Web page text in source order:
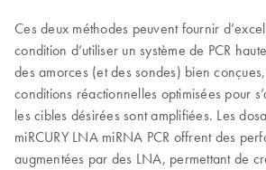
Ces deux méthodes peuvent fournir
condition d’utiliser un système de PCR
des amorces (et des sondes) bien
conditions réactionnelles optimisées pour
les cibles désirées sont amplifiées. Les
miRCURY LNA miRNA PCR offrent des
augmentées par des LNA, permettant de